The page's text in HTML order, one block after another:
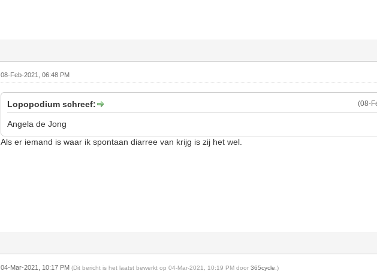
08-Feb-2021, 06:48 PM
(08-
Lopopodium schreef:
Angela de Jong
Als er iemand is waar ik spontaan diarree van krijg is zij het wel.
04-Mar-2021, 10:17 PM(Dit bericht is het laatst bewerkt op 04-Mar-2021, 10:19 PM door365cycle .)